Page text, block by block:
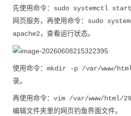
先使用命令： sudo systemctl start
网页服务，再使用命令： sudo
apache2，查看运行状态。
使用命令： mkdir -p /var/www/
录。
再使用命令： vim /var/www/html/
编辑文件夹里的网页钓鱼界面文件。